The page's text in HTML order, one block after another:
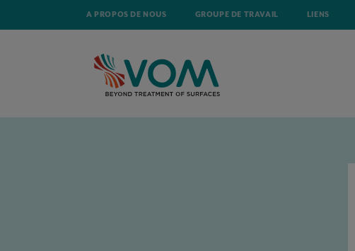
A PROPOS DE NOUS GROUPE DE TRAVAIL LIENS
ACCUEIL ACTUALITÉ EVÉNEMENT DE RÉSEAUTAGE ET DE PARTAGE DES